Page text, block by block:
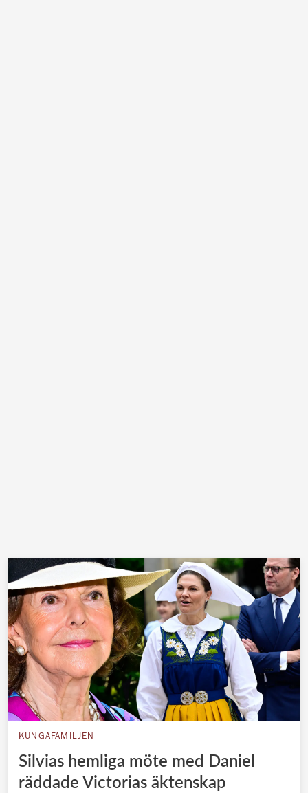
KUNGAFAMILJEN
Silvias hemliga möte med Daniel
räddade Victorias äktenskap